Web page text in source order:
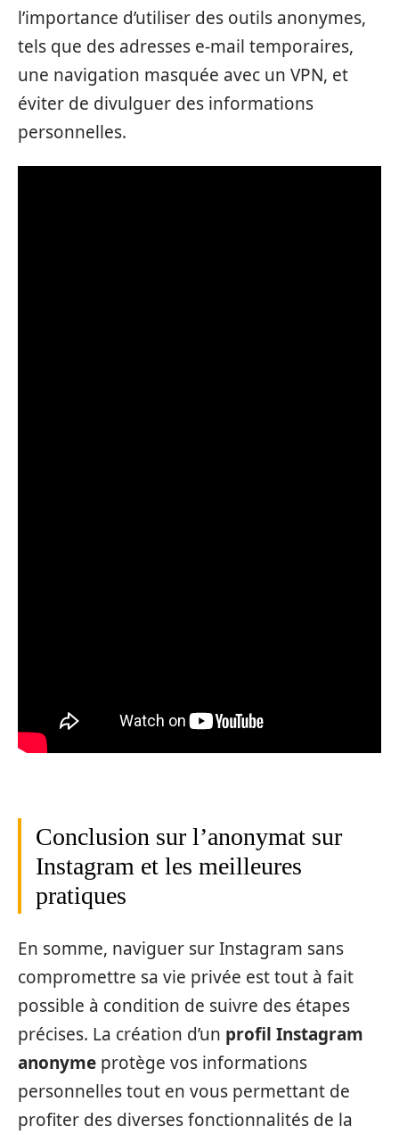
l’importance d’utiliser des outils anonymes,
tels que des adresses e-mail temporaires,
une navigation masquée avec un VPN, et
éviter de divulguer des informations
personnelles.
Conclusion sur l’anonymat sur
Instagram et les meilleures
pratiques
En somme, naviguer sur Instagram sans
compromettre sa vie privée est tout à fait
possible à condition de suivre des étapes
précises. La création d’un profil Instagram
anonyme protège vos informations
personnelles tout en vous permettant de
profiter des diverses fonctionnalités de la